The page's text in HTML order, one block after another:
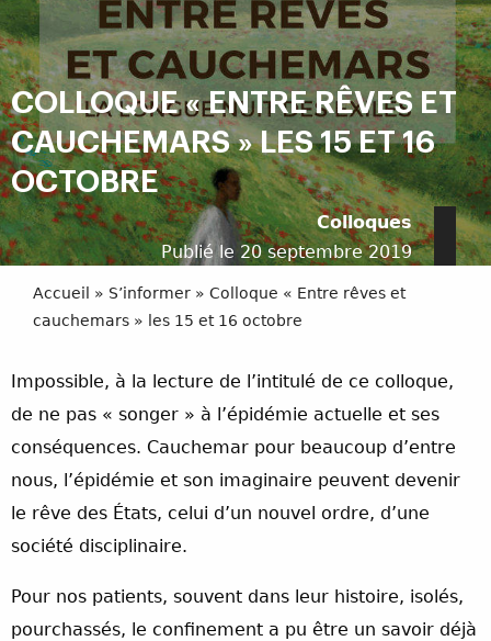
COLLOQUE « ENTRE RÊVES ET
CAUCHEMARS » LES 15 ET 16
OCTOBRE
Colloques
Publié le 20 septembre 2019
Accueil » S’informer » Colloque « Entre rêves et
cauchemars » les 15 et 16 octobre
Impossible, à la lecture de l’intitulé de ce colloque,
de ne pas « songer » à l’épidémie actuelle et ses
conséquences. Cauchemar pour beaucoup d’entre
nous, l’épidémie et son imaginaire peuvent devenir
le rêve des États, celui d’un nouvel ordre, d’une
société disciplinaire.
Pour nos patients, souvent dans leur histoire, isolés,
pourchassés, le confinement a pu être un savoir déjà